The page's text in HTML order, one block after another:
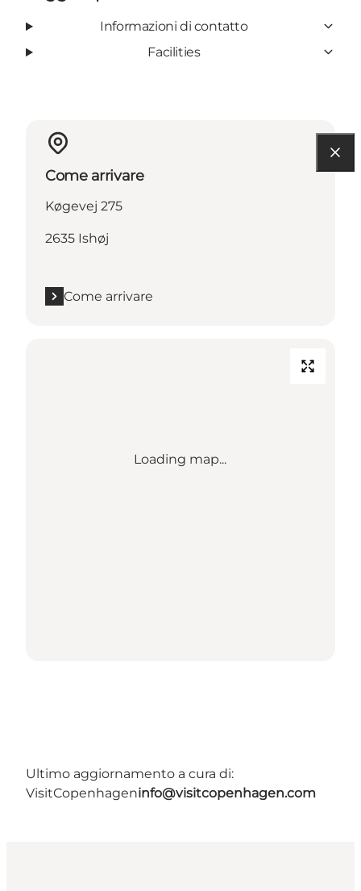
Informazioni di contatto
Facilities
Come arrivare
Køgevej 275
2635 Ishøj
Come arrivare
Loading map...
Ultimo aggiornamento a cura di:
VisitCopenhageninfo@visitcopenhagen.com